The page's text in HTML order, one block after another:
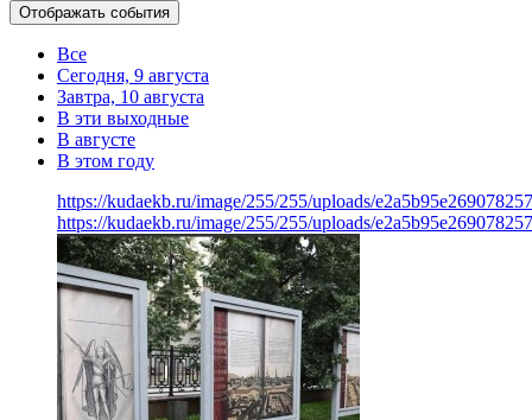
Отображать события
Все
Сегодня, 9 августа
Завтра, 10 августа
В эти выходные
В августе
В этом году
https://kudaekb.ru/image/255/255/uploads/
https://kudaekb.ru/image/255/255/uploads/